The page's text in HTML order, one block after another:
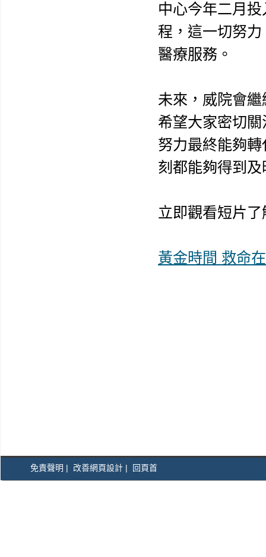
中心今年二月
程，這一切努
醫療服務。
未來，威院會
希望大家密切
努力最終能夠
刻都能夠得到
立即觀看短片
黃金時間 救命
免責聲明 | 改善網頁設計 | 回頁首